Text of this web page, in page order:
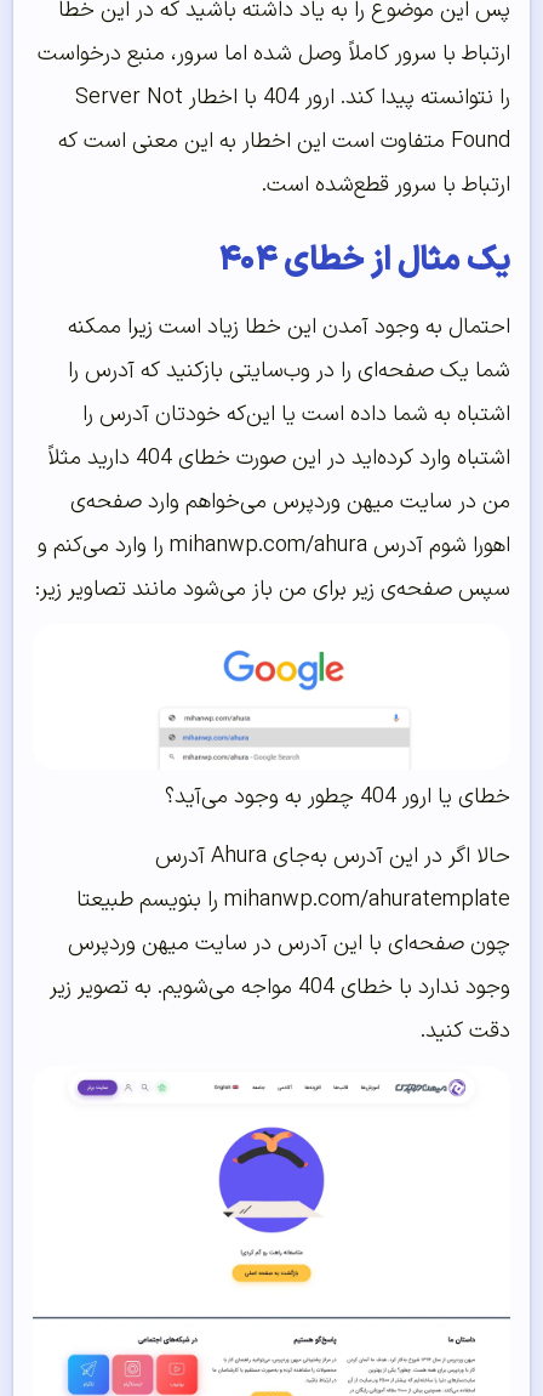
پس این موضوع را به یاد داشته باشید که در این خطا
ارتباط با سرور کاملاً وصل شده اما سرور، منبع درخواست
را نتوانسته پیدا کند. ارور 404 با اخطار Server Not
Found متفاوت است این اخطار به این معنی است که
ارتباط با سرور قطع‌شده است.
یک مثال از خطای ۴۰۴
احتمال به وجود آمدن این خطا زیاد است زیرا ممکنه
شما یک صفحه‌ای را در وب‌سایتی بازکنید که آدرس را
اشتباه به شما داده است یا این‌که خودتان آدرس را
اشتباه وارد کرده‌اید در این صورت خطای 404 دارید مثلاً
من در سایت میهن وردپرس می‌خواهم وارد صفحه‌ی
اهورا شوم آدرس mihanwp.com/ahura را وارد می‌کنم و
سپس صفحه‌ی زیر برای من باز می‌شود مانند تصاویر زیر:
خطای یا ارور 404 چطور به وجود می‌آید؟
حالا اگر در این آدرس به‌جای Ahura آدرس
mihanwp.com/ahuratemplate را بنویسم طبیعتا
چون صفحه‌ای با این آدرس در سایت میهن وردپرس
وجود ندارد با خطای 404 مواجه می‌شویم. به تصویر زیر
دقت کنید.